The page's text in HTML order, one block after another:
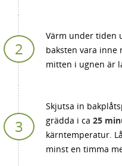
Värm under tiden
baksten vara inne
mitten i ugnen är
Skjutsa in
grädda i ca 25
kärntemperatur.
minst en timma